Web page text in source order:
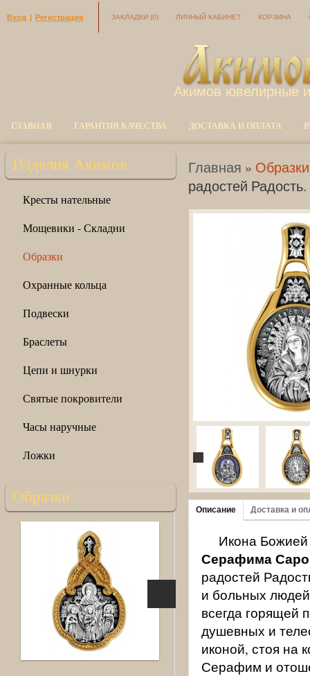
Вход | Регистрация ЗАКЛАДКИ (0) ЛИЧНЫЙ КАБИНЕТ КОРЗИНА
Акимов ювелирные
ГЛАВНАЯ ГАРАНТИЯ КАЧЕСТВА ДОСТАВКА И ОПЛАТА
Изделия Акимов
Кресты нательные
Мощевики - Складни
Образки
Охранные кольца
Подвески
Браслеты
Цепи и шнурки
Святые покровители
Часы наручные
Ложки
Образки
Главная » Образки
радостей
Описание Доставка и
Икона
Серафима
радостей
и больных
всегда горящей
душевных и
иконой, стоя на
Серафим и